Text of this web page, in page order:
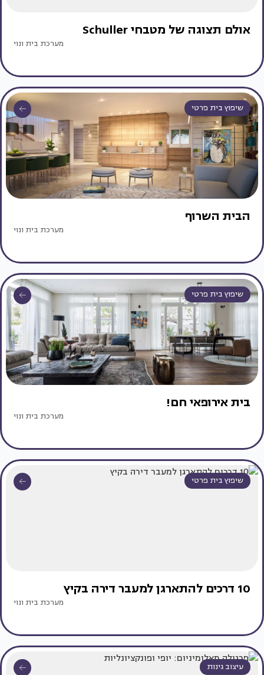
אולם תצוגה של מטבחי Schuller
מערכת בית ונוי
שיפוץ בית פרטי
הבית השרוף
מערכת בית ונוי
שיפוץ בית פרטי
בית אירופאי חם!
מערכת בית ונוי
שיפוץ בית פרטי
10 דרכים להתארגן למעבר דירה בקיץ
מערכת בית ונוי
עיצוב גינות